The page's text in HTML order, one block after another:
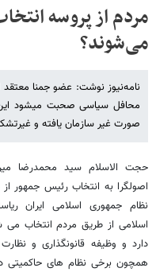
مردم از پروسه
می‌شوند؟
نامه‌نیوز نوشت: عضو جمنا
صورت غیر سازمان یافته و
حجت الاسلام سید محمدرضا
اصولگرا به انتخاب رئیس جمهور
نظام جمهوری اسلامی ایران
اسلامی از طریق مردم انتخاب می
دارد و وظیفه قانونگذاری و
همچون برخی نظام های حاکمیتی